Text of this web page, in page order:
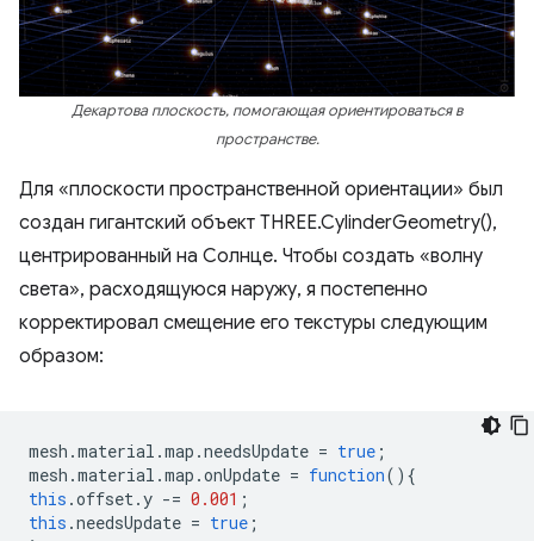
Декартова плоскость, помогающая ориентироваться в
пространстве.
Для «плоскости пространственной ориентации» был
создан гигантский объект THREE.CylinderGeometry(),
центрированный на Солнце. Чтобы создать «волну
света», расходящуюся наружу, я постепенно
корректировал смещение его текстуры следующим
образом:
mesh .material .map .needsUpdate = true ;
mesh .material .map .onUpdate = function(){
this .offset .y -= 0.001 ;
this .needsUpdate = true ;